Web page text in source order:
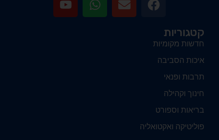
קטגוריות
חדשות מקומיות
איכות הסביבה
תרבות ופנאי
חינוך וקהילה
בריאות וספורט
פוליטיקה ואקטואליה